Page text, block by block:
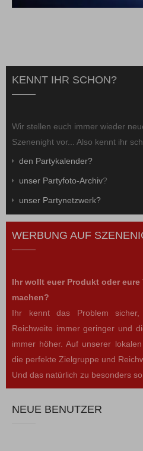
KENNT IHR SCHON?
Wir stellen euch immer wieder
Szenenight vor... Also kennt ihr
den Partykalender?
unser Partyfoto-Archiv?
unser Partynetzwerk?
WERBUNG AUF
Ihr wollt euer Produkt oder
machen?
Ihr kennt das Problem
Reichweite immer geringer und
immer höher. Auf unserer
die perfekte Zielgruppe und
Und das natürlich zu besonders
NEUE BENUTZER